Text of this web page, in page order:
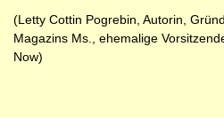
(Letty Cottin Pogrebin, Autorin,
Magazins Ms., ehemalige
Now)